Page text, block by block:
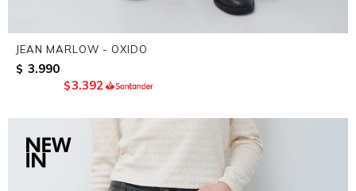
JEAN MARLOW - OXIDO
$ 3.990
$3.392